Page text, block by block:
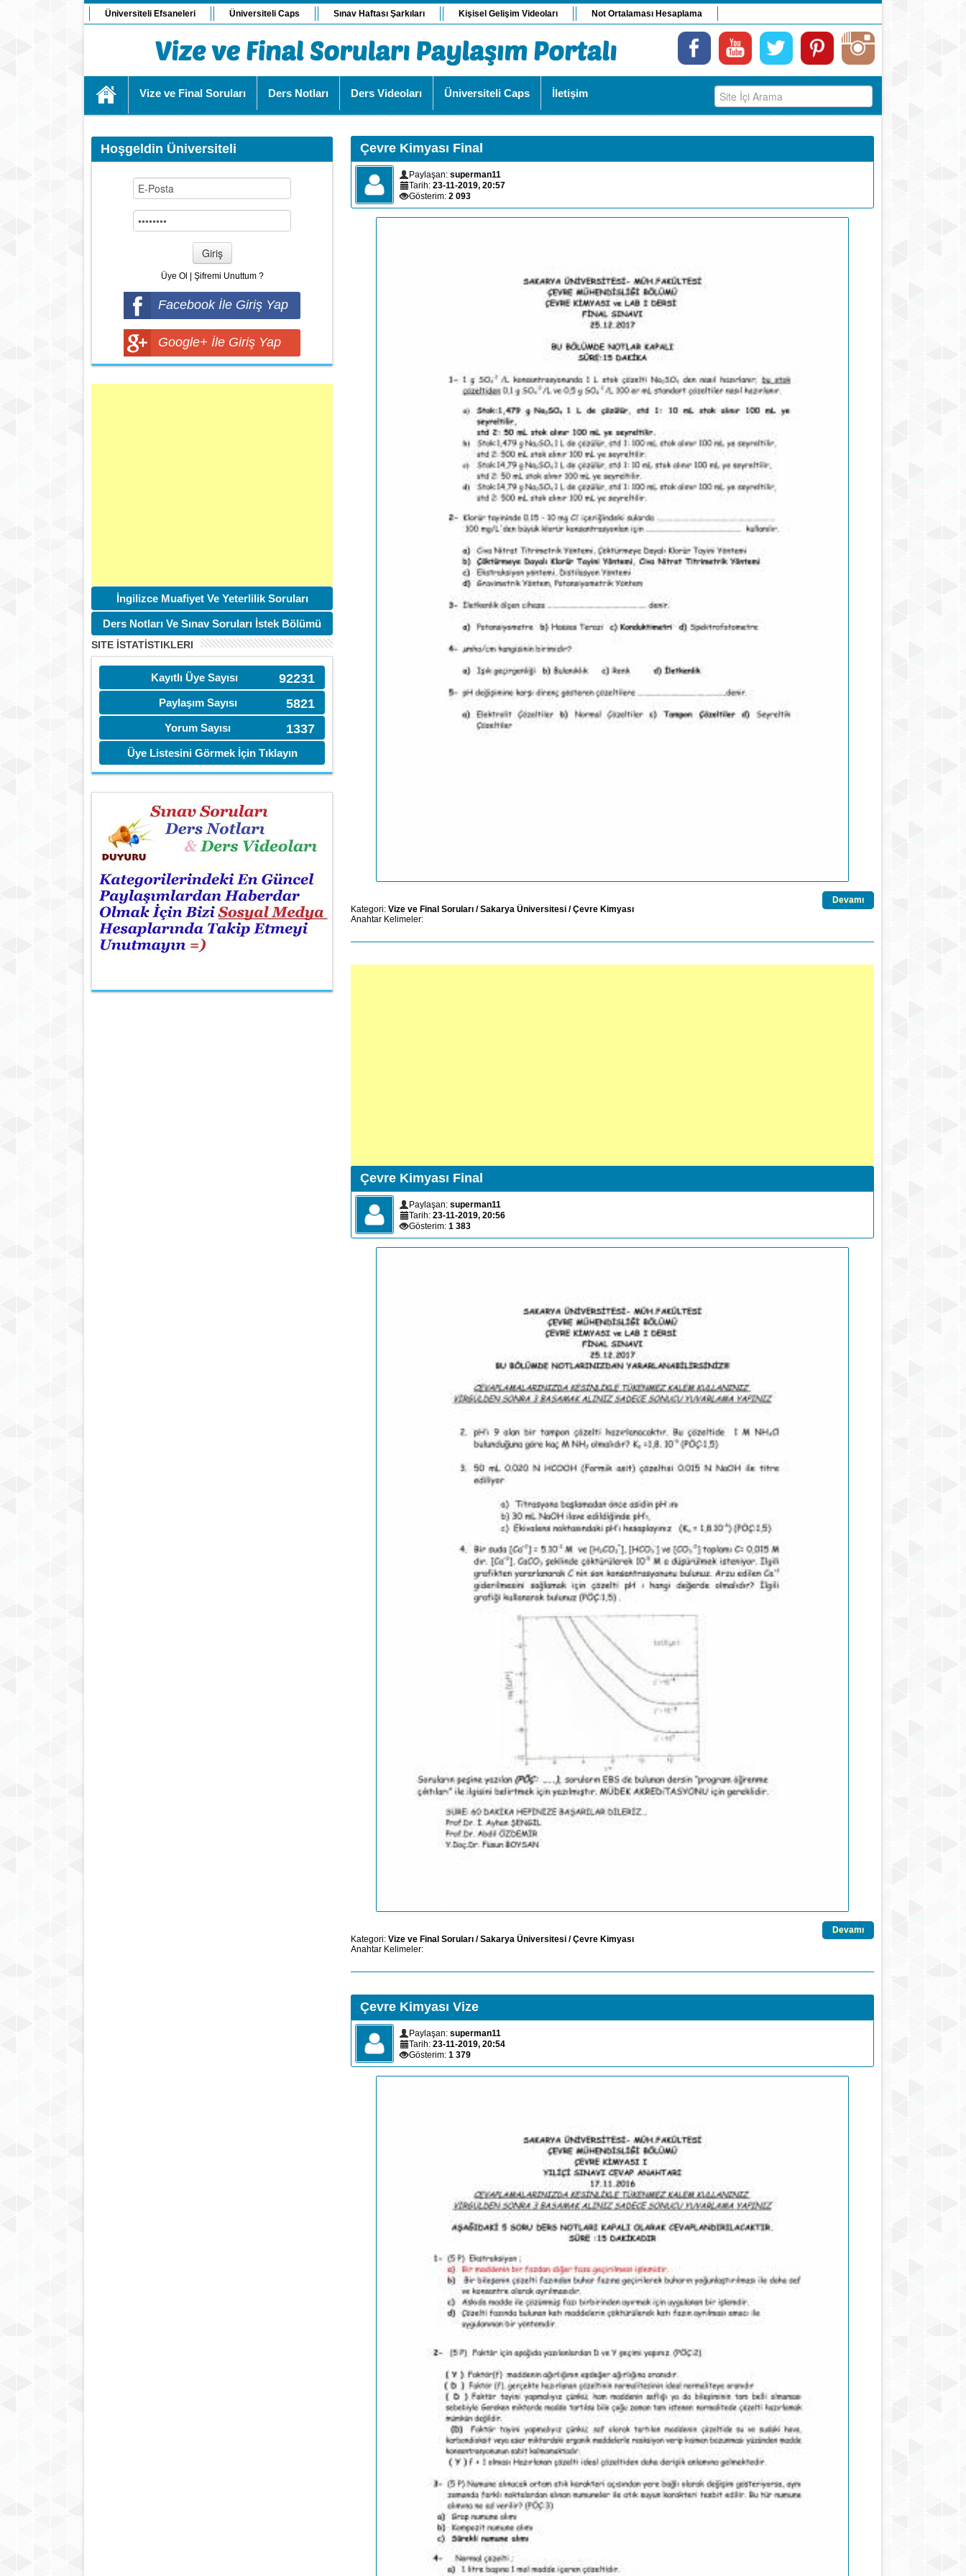
Üniversiteli Efsaneleri Üniversiteli Caps Sınav Haftası Şarkıları Kişisel Gelişim Videoları Not Ortalaması Hesaplama
Vize ve Final Soruları Ders Notları Ders Videoları Üniversiteli Caps İletişim
Hoşgeldin Üniversiteli
Giriş
Üye Ol Şifremi Unuttum ?
Facebook İle Giriş Yap
Google+ İle Giriş Yap
İngilizce Muafiyet Ve Yeterlilik Soruları
Ders Notları Ve Sınav Soruları İstek Bölümü
SITE İSTATİSTIKLERI
92231
Kayıtlı Üye Sayısı
5821
Paylaşım Sayısı
1337
Yorum Sayısı
Üye Listesini Görmek İçin Tıklayın
Çevre Kimyası Final
Paylaşan: superman11
Tarih: 23-11-2019, 20:57
Gösterim: 2 093
Devamı
Kategori: Vize ve Final Soruları /Sakarya Üniversitesi /Çevre Kimyası
Anahtar Kelimeler:
Çevre Kimyası Final
Paylaşan: superman11
Tarih: 23-11-2019, 20:56
Gösterim: 1 383
Devamı
Kategori: Vize ve Final Soruları /Sakarya Üniversitesi /Çevre Kimyası
Anahtar Kelimeler:
Çevre Kimyası Vize
Paylaşan: superman11
Tarih: 23-11-2019, 20:54
Gösterim: 1 379